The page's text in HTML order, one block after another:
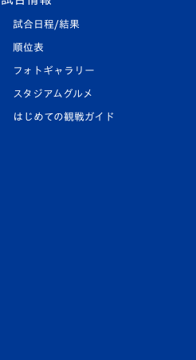
試合日程/結果
順位表
フォトギャラリー
スタジアムグルメ
はじめての観戦ガイド